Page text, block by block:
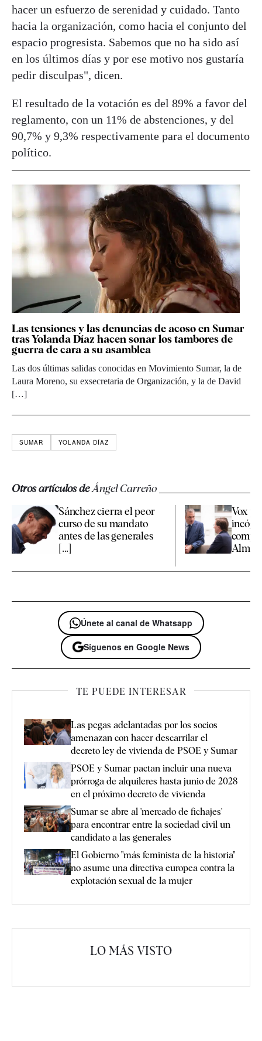
hacer un esfuerzo de serenidad y cuidado. Tanto
hacia la organización, como hacia el conjunto del
espacio progresista. Sabemos que no ha sido así
en los últimos días y por ese motivo nos gustaría
pedir disculpas", dicen.
El resultado de la votación es del 89% a favor del
reglamento, con un 11% de abstenciones, y del
90,7% y 9,3% respectivamente para el documento
político.
Las tensiones y las denuncias de acoso en Sumar
tras Yolanda Díaz hacen sonar los tambores de
guerra de cara a su asamblea
Las dos últimas salidas conocidas en Movimiento Sumar, la de
Laura Moreno, su exsecretaria de Organización, y la de David
[…]
SUMAR YOLANDA DÍAZ
Otros artículos deÁngel Carreño
Sánchez cierra el peor
curso de su mandato
antes de las generales
[...]
Vox
Únete al canal de Whatsapp
Síguenos en Google News
TE PUEDE INTERESAR
Las pegas adelantadas por los socios
amenazan con hacer descarrilar el
decreto ley de vivienda de PSOE y Sumar
PSOE y Sumar pactan incluir una nueva
prórroga de alquileres hasta junio de 2028
en el próximo decreto de vivienda
Sumar se abre al 'mercado de fichajes'
para encontrar entre la sociedad civil un
candidato a las generales
El Gobierno "más feminista de la historia"
no asume una directiva europea contra la
explotación sexual de la mujer
LO MÁS VISTO